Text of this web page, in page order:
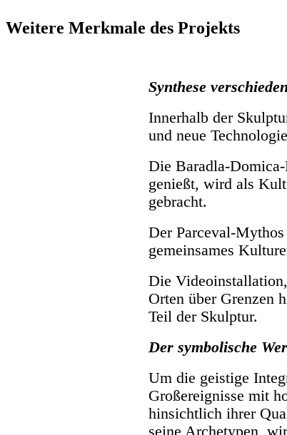
Weitere Merkmale des Projekts
Synthese
Innerhalb der
und neue
Die Baradla-
genießt, wird als
gebracht.
Der Parceval-
gemeinsames
Die
Orten über Grenzen
Teil der Skulptur.
Der symbolische
Um die geistige
Großereignisse mit
hinsichtlich ihrer
seine Archetypen,